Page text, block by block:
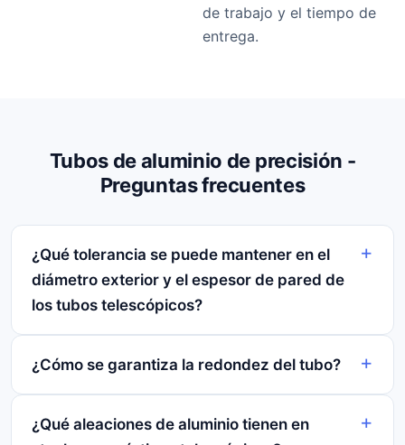
de trabajo y el tiempo de
entrega.
Tubos de aluminio de precisión -
Preguntas frecuentes
¿Qué tolerancia se puede mantener en el
diámetro exterior y el espesor de pared de
los tubos telescópicos?
¿Cómo se garantiza la redondez del tubo?
¿Qué aleaciones de aluminio tienen en